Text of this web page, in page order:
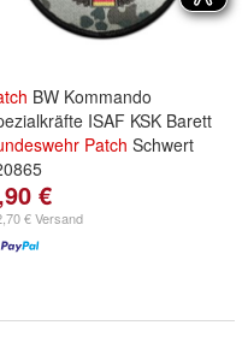
BW Kommando
ISAF KSK Barett
Patch Schwert
€
€ Versand